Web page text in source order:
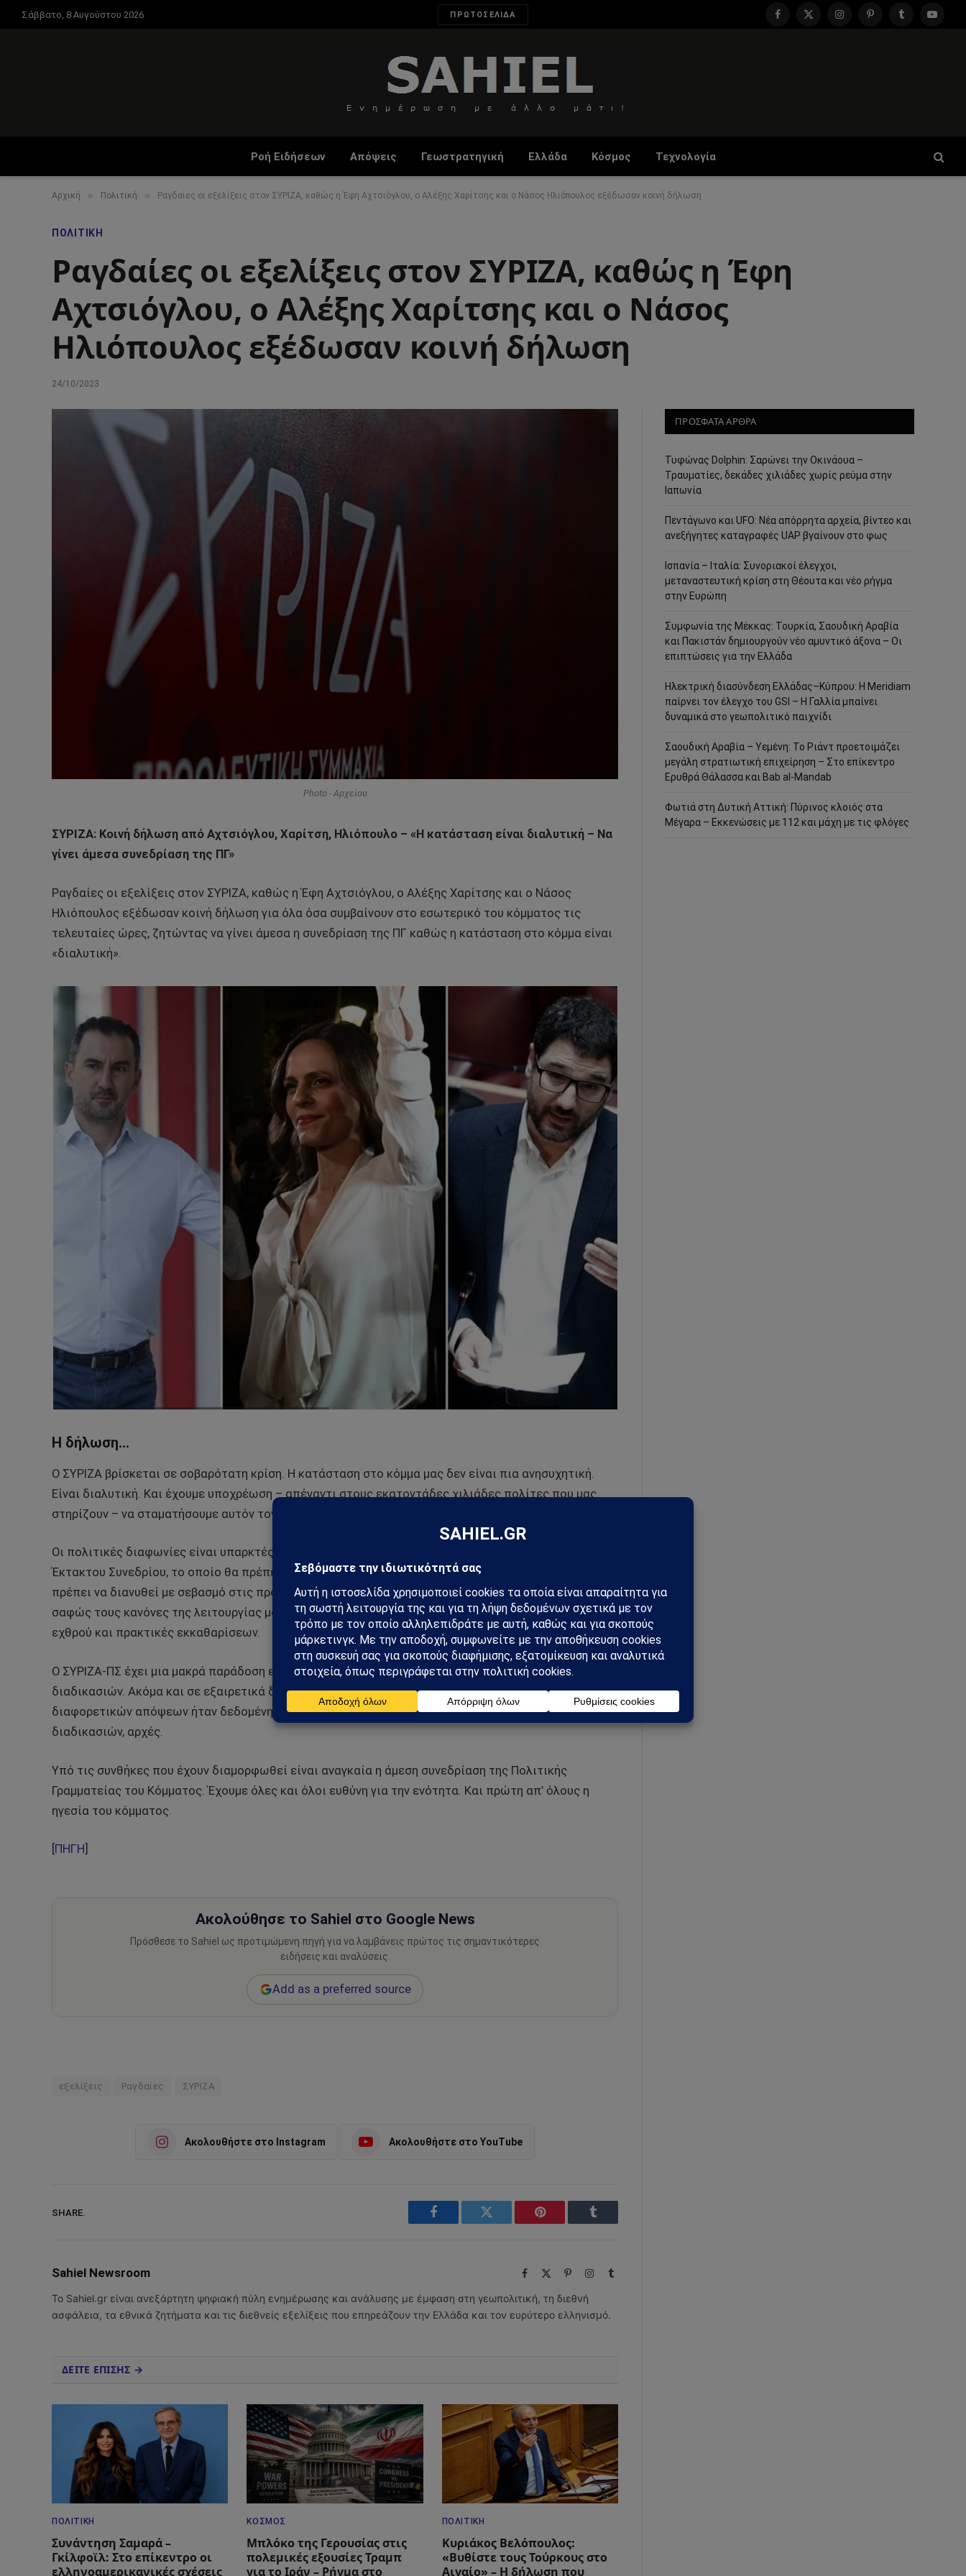
Σάββατο, 8 Αυγούστου 2026 ΠΡΩΤΟΣΕΛΙΔΑ
Facebook
X
InstagramPinterestTumblr
Ροή Ειδήσεων Απόψεις Γεωστρατηγική Ελλάδα Κόσμος Τεχνολογία
Αρχική » Πολιτική » Ραγδαίες οι εξελίξεις στον ΣΥΡΙΖΑ, καθώς η Έφη Αχτσιόγλου, ο Αλέξης Χαρίτσης και ο Νάσος Ηλιόπουλος εξέδωσαν κοινή δήλωση
ΠΟΛΙΤΙΚΉ
Ραγδαίες οι εξελίξεις στον ΣΥΡΙΖΑ, καθώς η Έφη
Αχτσιόγλου, ο Αλέξης Χαρίτσης και ο Νάσος
Ηλιόπουλος εξέδωσαν κοινή δήλωση
24/10/2023
Photo - Αρχείου
ΣΥΡΙΖΑ: Κοινή δήλωση από Aχτσιόγλου, Χαρίτση, Ηλιόπουλο – «Η κατάσταση είναι διαλυτική – Να
γίνει άμεσα συνεδρίαση της ΠΓ»
Ραγδαίες οι εξελίξεις στον ΣΥΡΙΖΑ, καθώς η Έφη Αχτσιόγλου, ο Αλέξης Χαρίτσης και ο Νάσος
Ηλιόπουλος εξέδωσαν κοινή δήλωση για όλα όσα συμβαίνουν στο εσωτερικό του κόμματος τις
τελευταίες ώρες, ζητώντας να γίνει άμεσα η συνεδρίαση της ΠΓ καθώς η κατάσταση στο κόμμα είναι
«διαλυτική».
Η δήλωση…
Ο ΣΥΡΙΖΑ βρίσκεται σε σοβαρότατη κρίση. Η κατάσταση στο κόμμα μας δεν είναι πια ανησυχητική.
Είναι διαλυτική. Και έχουμε υποχρέωση – απέναντι στους εκατοντάδες χιλιάδες πολίτες που μας
στηρίζουν – να σταματήσουμε αυτόν τον κατήφορο.
Οι πολιτικές διαφωνίες είναι υπαρκτές. Για αυτό άλλωστε έχει ήδη προσδιοριστεί η διεξαγωγή
Έκτακτου Συνεδρίου, το οποίο θα πρέπει πια να επισπευσθεί. Η πορεία μας όμως μέχρι αυτό θα
πρέπει να διανυθεί με σεβασμό στις προγραμματικές μας θέσεις και στο καταστατικό που ορίζει
σαφώς τους κανόνες της λειτουργίας μας. Δεν μπορεί να χαρακτηρίζεται από λογικές εσωτερικού
εχθρού και πρακτικές εκκαθαρίσεων.
Ο ΣΥΡΙΖΑ-ΠΣ έχει μια μακρά παράδοση εσωτερικής δημοκρατίας με κανόνες και σεβασμό των
διαδικασιών. Ακόμα και σε εξαιρετικά δύσκολες συνθήκες, η αναζήτηση της σύνθεσης των
διαφορετικών απόψεων ήταν δεδομένη. Η ενότητα προϋποθέτει συλλογικότητα, τήρηση των
διαδικασιών, αρχές.
Υπό τις συνθήκες που έχουν διαμορφωθεί είναι αναγκαία η άμεση συνεδρίαση της Πολιτικής
Γραμματείας του Κόμματος. Έχουμε όλες και όλοι ευθύνη για την ενότητα. Και πρώτη απ’ όλους η
ηγεσία του κόμματος.
ΠΗΓΗ
Ακολούθησε το Sahiel στο Google News
Πρόσθεσε το Sahiel ως προτιμώμενη πηγή για να λαμβάνεις πρώτος τις σημαντικότερες
ειδήσεις και αναλύσεις.
Add as a preferred source
εξελίξεις Ραγδαίες ΣΥΡΙΖΑ
Ακολουθήστε στο Instagram Ακολουθήστε στο YouTube
SHARE.
Facebook Twitter Pinterest Tumblr
Sahiel Newsroom Facebook PinterestInstagram
Tumblr
Το Sahiel.gr είναι ανεξάρτητη ψηφιακή πύλη ενημέρωσης και ανάλυσης με έμφαση στη γεωπολιτική, τη διεθνή
ασφάλεια, τα εθνικά ζητήματα και τις διεθνείς εξελίξεις που επηρεάζουν την Ελλάδα και τον ευρύτερο ελληνισμό.
ΔΕΙΤΕ ΕΠΙΣΗΣ →
ΠΟΛΙΤΙΚΉ
Συνάντηση Σαμαρά –
Γκίλφοϊλ: Στο επίκεντρο οι
ελληνοαμερικανικές σχέσεις
ΚΌΣΜΟΣ
Μπλόκο της Γερουσίας στις
πολεμικές εξουσίες Τραμπ
για το Ιράν – Ρήγμα στο
ΠΟΛΙΤΙΚΉ
Κυριάκος Βελόπουλος:
«Βυθίστε τους Τούρκους στο
Αιγαίο» – Η δήλωση που
ΠΡΟΣΦΑΤΑ ΑΡΘΡΑ
Τυφώνας Dolphin: Σαρώνει την Οκινάουα –
Τραυματίες, δεκάδες χιλιάδες χωρίς ρεύμα στην
Ιαπωνία
Πεντάγωνο και UFO: Νέα απόρρητα αρχεία, βίντεο και
ανεξήγητες καταγραφές UAP βγαίνουν στο φως
Ισπανία – Ιταλία: Συνοριακοί έλεγχοι,
μεταναστευτική κρίση στη Θέουτα και νέο ρήγμα
στην Ευρώπη
Συμφωνία της Μέκκας: Τουρκία, Σαουδική Αραβία
και Πακιστάν δημιουργούν νέο αμυντικό άξονα – Οι
επιπτώσεις για την Ελλάδα
Ηλεκτρική διασύνδεση Ελλάδας–Κύπρου: Η Meridiam
παίρνει τον έλεγχο του GSI – Η Γαλλία μπαίνει
δυναμικά στο γεωπολιτικό παιχνίδι
Σαουδική Αραβία – Υεμένη: Το Ριάντ προετοιμάζει
μεγάλη στρατιωτική επιχείρηση – Στο επίκεντρο
Ερυθρά Θάλασσα και Bab al-Mandab
Φωτιά στη Δυτική Αττική: Πύρινος κλοιός στα
Μέγαρα – Εκκενώσεις με 112 και μάχη με τις φλόγες